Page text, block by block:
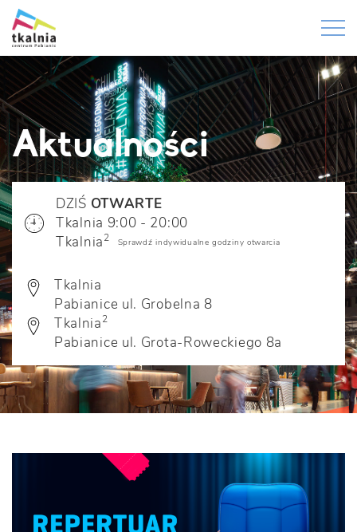
Aktualności
DZIŚ OTWARTE
Tkalnia 9:00 - 20:00
Tkalnia2 Sprawdź indywidualne godziny otwarcia
Tkalnia
Pabianice ul. Grobelna 8
Tkalnia2
Pabianice ul. Grota-Roweckiego 8a